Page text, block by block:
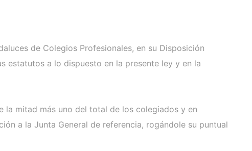
de Colegios Profesionales, en su Disposición
estatutos a lo dispuesto en la presente ley y en la
la mitad más uno del total de los colegiados y en
a la Junta General de referencia, rogándole su puntual